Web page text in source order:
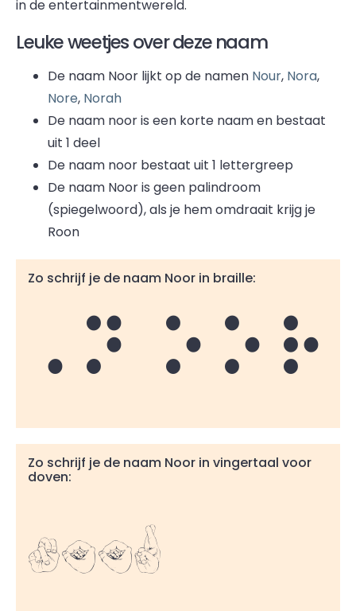
in de entertainmentwereld.
Leuke weetjes over deze naam
De naam Noor lijkt op de namen Nour, Nora,
Nore, Norah
De naam noor is een korte naam en bestaat
uit 1 deel
De naam noor bestaat uit 1 lettergreep
De naam Noor is geen palindroom
(spiegelwoord), als je hem omdraait krijg je
Roon
Zo schrijf je de naam Noor in braille:
Noor
Zo schrijf je de naam Noor in vingertaal voor
doven:
Noor